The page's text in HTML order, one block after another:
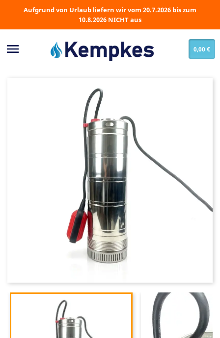
Aufgrund von Urlaub liefern wir vom 20.7.2026 bis zum
10.8.2026 NICHT aus
 0,00 €